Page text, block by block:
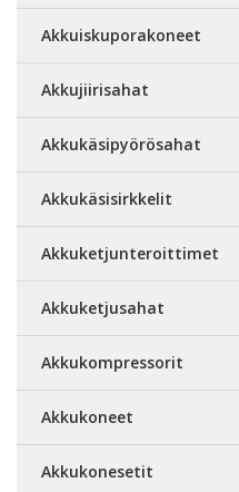
Akkuiskuporakoneet
Akkujiirisahat
Akkukäsipyörösahat
Akkukäsisirkkelit
Akkuketjunteroittimet
Akkuketjusahat
Akkukompressorit
Akkukoneet
Akkukonesetit